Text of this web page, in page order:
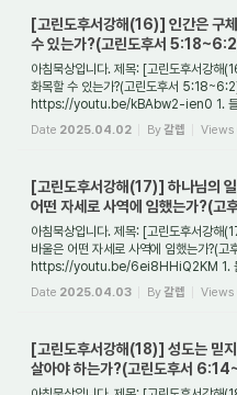
[고린도후서강해(16)] 인간은 구
수 있는가?(고린도후서
아침묵상입니다. 제목: [고린도후서강해
화목할 수 있는가?(고린도후서
https://youtu.be/kBAbw2-ien0 1. 들
말씀에 불순종함으로 인하...
Date 2025.04.02 By갈렙 Views
[고린도후서강해(17)] 하나님의
어떤 자세로 사역에 임했는가
아침묵상입니다. 제목: [고린도후서강해
바울은 어떤 자세로 사역에 임했는가?(
https://youtu.be/6ei8HHiQ2KM 1. 들
길은 어떤 것인...
Date 2025.04.03 By갈렙 Views
[고린도후서강해(18)] 성도는 믿
살아야 하는가?(고린도후서